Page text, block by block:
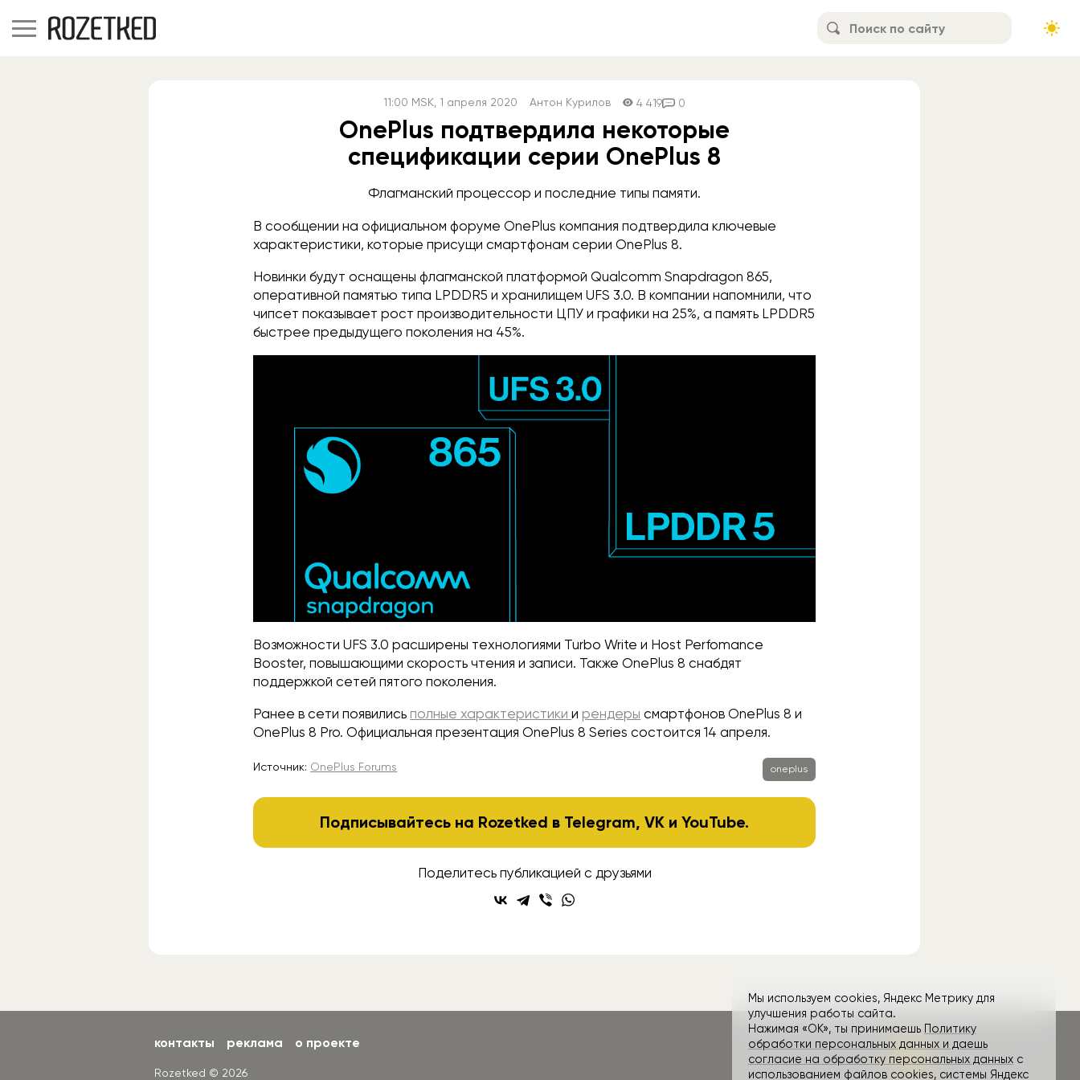
11:00 MSK , 1 апреля 2020 Антон Курилов 4 419 0
OnePlus подтвердила некоторые
спецификации серии OnePlus 8
Флагманский процессор и последние типы памяти.
В сообщении на официальном форуме OnePlus компания подтвердила ключевые
характеристики, которые присущи смартфонам серии OnePlus 8.
Новинки будут оснащены флагманской платформой Qualcomm Snapdragon 865,
оперативной памятью типа LPDDR5 и хранилищем UFS 3.0. В компании напомнили, что
чипсет показывает рост производительности ЦПУ и графики на 25%, а память LPDDR5
быстрее предыдущего поколения на 45%.
Возможности UFS 3.0 расширены технологиями Turbo Write и Host Perfomance
Booster, повышающими скорость чтения и записи. Также OnePlus 8 снабдят
поддержкой сетей пятого поколения.
Ранее в сети появились полные характеристикии рендеры смартфонов OnePlus 8 и
OnePlus 8 Pro. Официальная презентация OnePlus 8 Series состоится 14 апреля.
Источник: OnePlus Forums oneplus
Подписывайтесь на Rozetked в Telegram,VK иYouTube.
Поделитесь публикацией с друзьями
контакты реклама о проекте
Rozetked © 2026
Мы используем cookies, Яндекс Метрику для
улучшения работы сайта.
Нажимая «ОК», ты принимаешь Политику
обработки персональных данных и даешь
согласие на обработку персональных данныхс
использованием файлов cookies, системы Яндекс